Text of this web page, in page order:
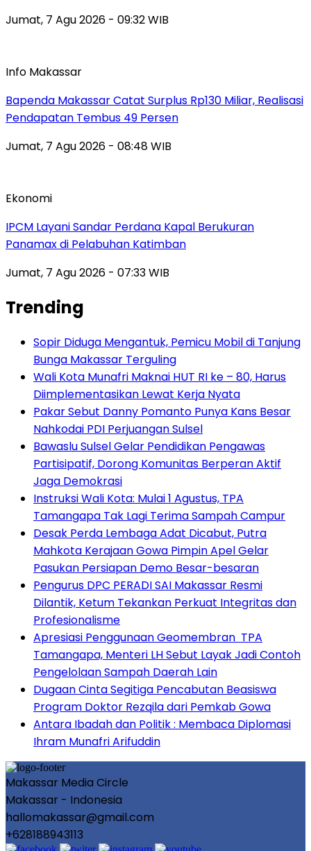
Jumat, 7 Agu 2026 - 09:32 WIB
Info Makassar
Bapenda Makassar Catat Surplus Rp130 Miliar, Realisasi
Pendapatan Tembus 49 Persen
Jumat, 7 Agu 2026 - 08:48 WIB
Ekonomi
IPCM Layani Sandar Perdana Kapal Berukuran
Panamax di Pelabuhan Katimban
Jumat, 7 Agu 2026 - 07:33 WIB
Trending
Sopir Diduga Mengantuk, Pemicu Mobil di Tanjung
Bunga Makassar Terguling
Wali Kota Munafri Maknai HUT RI ke – 80, Harus
Diimplementasikan Lewat Kerja Nyata
Pakar Sebut Danny Pomanto Punya Kans Besar
Nahkodai PDI Perjuangan Sulsel
Bawaslu Sulsel Gelar Pendidikan Pengawas
Partisipatif, Dorong Komunitas Berperan Aktif
Jaga Demokrasi
Instruksi Wali Kota: Mulai 1 Agustus, TPA
Tamangapa Tak Lagi Terima Sampah Campur
Desak Perda Lembaga Adat Dicabut, Putra
Mahkota Kerajaan Gowa Pimpin Apel Gelar
Pasukan Persiapan Demo Besar-besaran
Pengurus DPC PERADI SAI Makassar Resmi
Dilantik, Ketum Tekankan Perkuat Integritas dan
Profesionalisme
Apresiasi Penggunaan Geomembran TPA
Tamangapa, Menteri LH Sebut Layak Jadi Contoh
Pengelolaan Sampah Daerah Lain
Dugaan Cinta Segitiga Pencabutan Beasiswa
Program Doktor Rezqila dari Pemkab Gowa
Antara Ibadah dan Politik : Membaca Diplomasi
Ihram Munafri Arifuddin
Makassar Media Circle
Makassar - Indonesia
hallomakassar@gmail.com
+628188943113